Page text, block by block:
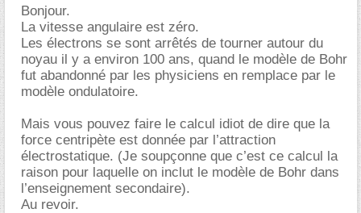
Bonjour.
La vitesse angulaire est zéro.
Les électrons se sont arrêtés de tourner autour du
noyau il y a environ 100 ans, quand le modèle de Bohr
fut abandonné par les physiciens en remplace par le
modèle ondulatoire.
Mais vous pouvez faire le calcul idiot de dire que la
force centripète est donnée par l’attraction
électrostatique. (Je soupçonne que c’est ce calcul la
raison pour laquelle on inclut le modèle de Bohr dans
l’enseignement secondaire).
Au revoir.